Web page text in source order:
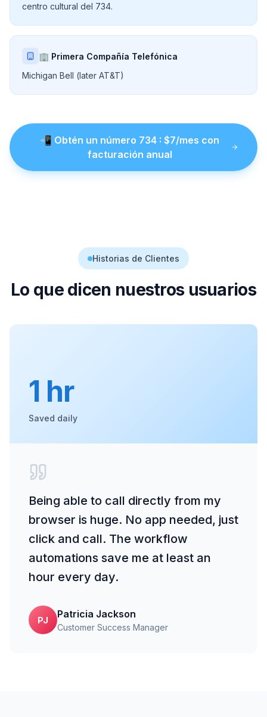
centro cultural del 734.
🏢 Primera Compañía Telefónica
Michigan Bell (later AT&T)
📲 Obtén un número 734 : $7/mes con
facturación anual
Historias de Clientes
Lo que dicen nuestros usuarios
1 hr
Saved daily
Being able to call directly from my
browser is huge. No app needed, just
click and call. The workflow
automations save me at least an
hour every day.
PJ
Patricia Jackson
Customer Success Manager